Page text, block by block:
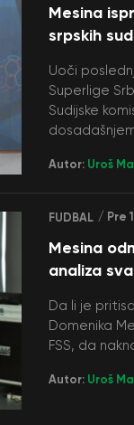
Mesina
srpskih
Uoči
Superlige
Sudijske
Autor: Uroš
FUDBAL / Pre
Mesina
analiza
Da li je
Domenika
FSS, da
Autor: Uroš